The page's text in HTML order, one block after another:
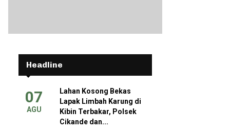
Headline
07
AGU
Lahan Kosong Bekas
Lapak Limbah Karung di
Kibin Terbakar, Polsek
Cikande dan...